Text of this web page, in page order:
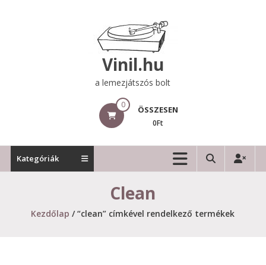
Vinil.hu
a lemezjátszós bolt
0 ÖSSZESEN
0Ft
Kategóriák
Clean
Kezdőlap / “clean” címkével rendelkező termékek